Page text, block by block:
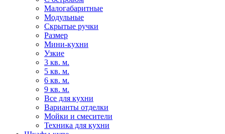
Малогабаритные
Модульные
Скрытые ручки
Размер
Мини-кухни
Узкие
3 кв. м.
5 кв. м.
6 кв. м.
9 кв. м.
Все для кухни
Варианты отделки
Мойки и смесители
Техника для кухни